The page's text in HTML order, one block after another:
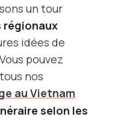
un tour
régionaux
idées de
pouvez
nos
au Vietnam
selon les